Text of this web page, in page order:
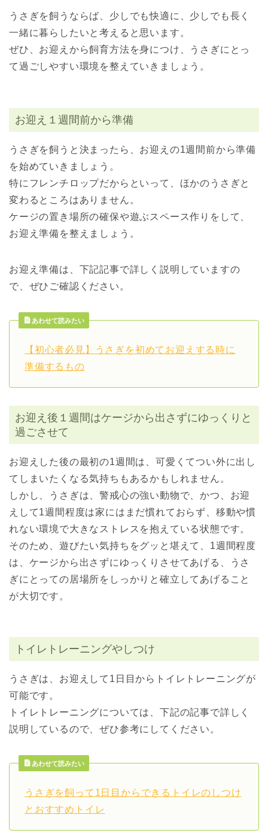
うさぎを飼うならば、少しでも快適に、少しでも長く
一緒に暮らしたいと考えると思います。
ぜひ、お迎えから飼育方法を身につけ、うさぎにとっ
て過ごしやすい環境を整えていきましょう。
お迎え１週間前から準備
うさぎを飼うと決まったら、お迎えの1週間前から準備
を始めていきましょう。
特にフレンチロップだからといって、ほかのうさぎと
変わるところはありません。
ケージの置き場所の確保や遊ぶスペース作りをして、
お迎え準備を整えましょう。
お迎え準備は、下記記事で詳しく説明していますの
で、ぜひご確認ください。
あわせて読みたい
【初心者必見】うさぎを初めてお迎えする時に
準備するもの
お迎え後１週間はケージから出さずにゆっくりと
過ごさせて
お迎えした後の最初の1週間は、可愛くてつい外に出し
てしまいたくなる気持ちもあるかもしれません。
しかし、うさぎは、警戒心の強い動物で、かつ、お迎
えして1週間程度は家にはまだ慣れておらず、移動や慣
れない環境で大きなストレスを抱えている状態です。
そのため、遊びたい気持ちをグッと堪えて、1週間程度
は、ケージから出さずにゆっくりさせてあげる、うさ
ぎにとっての居場所をしっかりと確立してあげること
が大切です。
トイレトレーニングやしつけ
うさぎは、お迎えして1日目からトイレトレーニングが
可能です。
トイレトレーニングについては、下記の記事で詳しく
説明しているので、ぜひ参考にしてください。
あわせて読みたい
うさぎを飼って1日目からできるトイレのしつけ
とおすすめトイレ